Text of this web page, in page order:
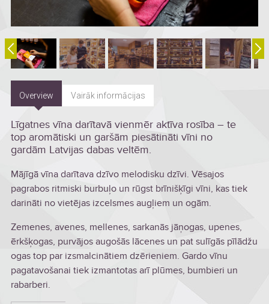
Overview Vairāk informācijas
Līgatnes vīna darītavā vienmēr aktīva rosība – te
top aromātiski un garšām piesātināti vīni no
gardām Latvijas dabas veltēm.
Mājīgā vīna darītava dzīvo melodisku dzīvi. Vēsajos
pagrabos ritmiski burbuļo un rūgst brīnišķīgi vīni, kas tiek
darināti no vietējas izcelsmes augļiem un ogām.
Zemenes, avenes, mellenes, sarkanās jāņogas, upenes,
ērkšķogas, purvājos augošās lācenes un pat sulīgās pīlādžu
ogas top par izsmalcinātiem dzērieniem. Gardo vīnu
pagatavošanai tiek izmantotas arī plūmes, bumbieri un
rabarberi.